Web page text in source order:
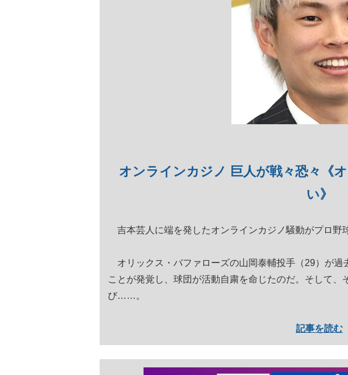
オンラインカジノ 巨人が戦々恐々《
い》
吉本芸人に端を発したオンラインカジノ騒動がプロ野
オリックス・バファローズの山岡泰輔投手（29）が過
ことが発覚し、球団が活動自粛を命じたのだ。そして、
び……。
記事を読む